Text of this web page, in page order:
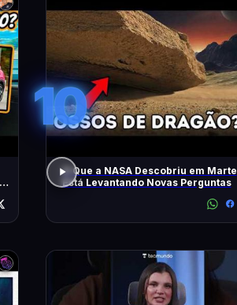
10
O Que a NASA Descobriu em Marte
Está Levantando Novas Perguntas